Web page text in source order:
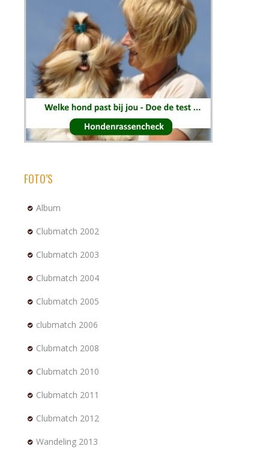
FOTO’S
Album
Clubmatch 2002
Clubmatch 2003
Clubmatch 2004
Clubmatch 2005
clubmatch 2006
Clubmatch 2008
Clubmatch 2010
Clubmatch 2011
Clubmatch 2012
Wandeling 2013